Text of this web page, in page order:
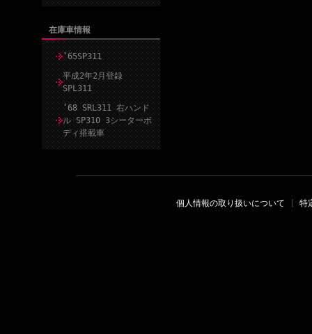
在庫車情報
’65SP311
平成2年2月登録
SPL311
’68 SRL311 右ハンド
ル SP310 3シーターボ
ディ搭載車
個人情報の取り扱いについて 特